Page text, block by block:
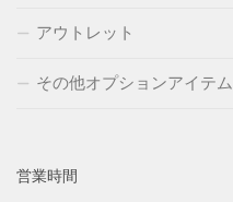
アウトレット
その他オプションアイテム
営業時間